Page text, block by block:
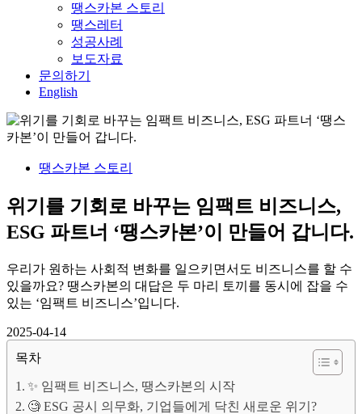
땡스카본 스토리
땡스레터
성공사례
보도자료
문의하기
English
땡스카본 스토리
위기를 기회로 바꾸는 임팩트 비즈니스,
ESG 파트너 ‘땡스카본’이 만들어 갑니다.
우리가 원하는 사회적 변화를 일으키면서도 비즈니스를 할 수
있을까요? 땡스카본의 대답은 두 마리 토끼를 동시에 잡을 수
있는 ‘임팩트 비즈니스’입니다.
2025-04-14
목차
✨ 임팩트 비즈니스, 땡스카본의 시작
🧐 ESG 공시 의무화, 기업들에게 닥친 새로운 위기?